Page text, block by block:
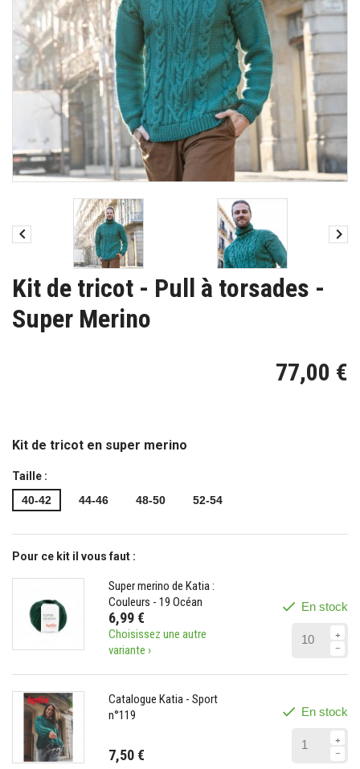
 
Kit de tricot - Pull à torsades -
Super Merino
77,00 €
Kit de tricot en super merino
Taille :
40-42
44-46 48-50 52-54
Pour ce kit il vous faut :
Super merino de Katia :
Couleurs - 19 Océan
6,99 €
Choisissez une autre
variante ›
En stock
Catalogue Katia - Sport
n°119
7,50 €
En stock